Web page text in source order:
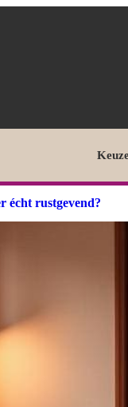
écht rustgevend?